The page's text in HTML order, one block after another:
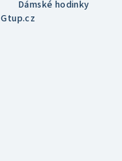
Dámské hodinky
Gtup.cz